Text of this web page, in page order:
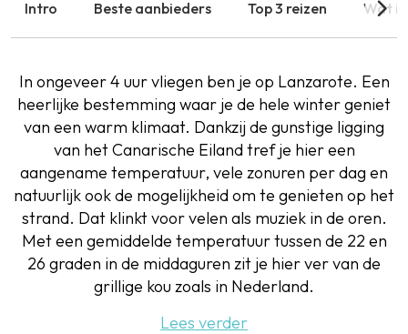
Intro Beste aanbieders Top 3 reizen Wat
In ongeveer 4 uur vliegen ben je op Lanzarote. Een
heerlijke bestemming waar je de hele winter geniet
van een warm klimaat. Dankzij de gunstige ligging
van het Canarische Eiland tref je hier een
aangename temperatuur, vele zonuren per dag en
natuurlijk ook de mogelijkheid om te genieten op het
strand. Dat klinkt voor velen als muziek in de oren.
Met een gemiddelde temperatuur tussen de 22 en
26 graden in de middaguren zit je hier ver van de
grillige kou zoals in Nederland.
Lees verder